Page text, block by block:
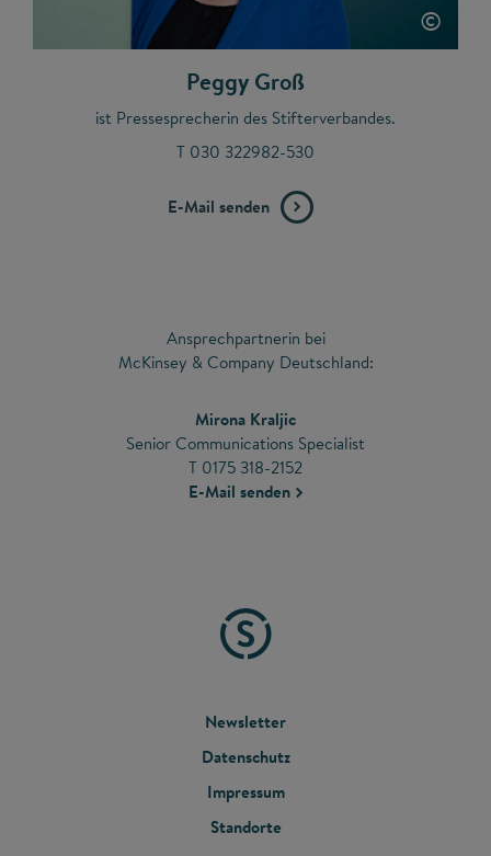
©
Peggy Groß
ist Pressesprecherin des Stifterverbandes.
T 030 322982-530
E-Mail senden
Ansprechpartnerin bei
McKinsey & Company Deutschland:
Mirona Kraljic
Senior Communications Specialist
T 0175 318-2152
E-Mail senden
FOOTER
MENU
Newsletter
Datenschutz
Impressum
Standorte